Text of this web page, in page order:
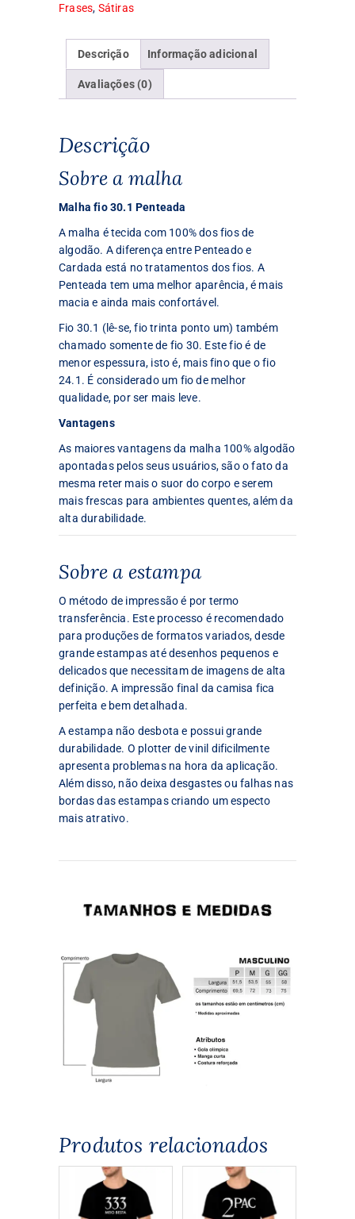
quantidade
Frases, Sátiras
Descrição Informação adicional
Avaliações (0)
Descrição
Sobre a malha
Malha fio 30.1 Penteada
A malha é tecida com 100% dos fios de
algodão. A diferença entre Penteado e
Cardada está no tratamentos dos fios. A
Penteada tem uma melhor aparência, é mais
macia e ainda mais confortável.
Fio 30.1 (lê-se, fio trinta ponto um) também
chamado somente de fio 30. Este fio é de
menor espessura, isto é, mais fino que o fio
24.1. É considerado um fio de melhor
qualidade, por ser mais leve.
Vantagens
As maiores vantagens da malha 100% algodão
apontadas pelos seus usuários, são o fato da
mesma reter mais o suor do corpo e serem
mais frescas para ambientes quentes, além da
alta durabilidade.
Sobre a estampa
O método de impressão é por termo
transferência. Este processo é recomendado
para produções de formatos variados, desde
grande estampas até desenhos pequenos e
delicados que necessitam de imagens de alta
definição. A impressão final da camisa fica
perfeita e bem detalhada.
A estampa não desbota e possui grande
durabilidade. O plotter de vinil dificilmente
apresenta problemas na hora da aplicação.
Além disso, não deixa desgastes ou falhas nas
bordas das estampas criando um especto
mais atrativo.
Produtos relacionados